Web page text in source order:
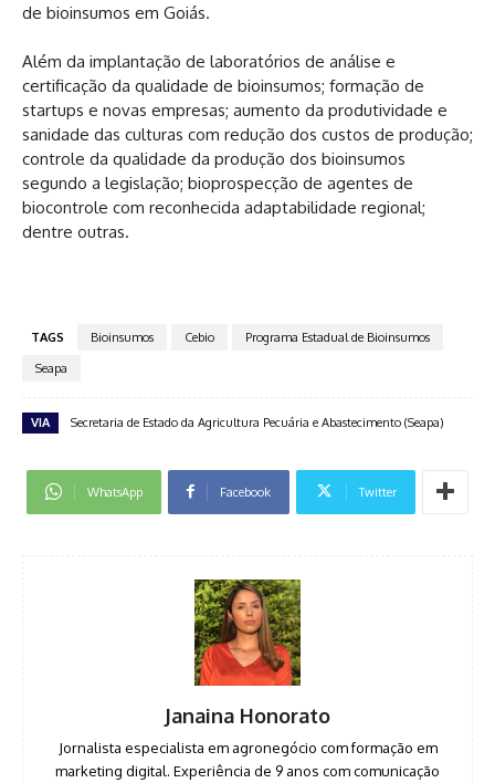
de bioinsumos em Goiás.
Além da implantação de laboratórios de análise e
certificação da qualidade de bioinsumos; formação de
startups e novas empresas; aumento da produtividade e
sanidade das culturas com redução dos custos de produção;
controle da qualidade da produção dos bioinsumos
segundo a legislação; bioprospecção de agentes de
biocontrole com reconhecida adaptabilidade regional;
dentre outras.
TAGS Bioinsumos Cebio
Programa Estadual de Bioinsumos
Seapa
VIA Secretaria de Estado da Agricultura Pecuária e Abastecimento (Seapa)
WhatsApp Facebook Twitter
Janaina Honorato
Jornalista especialista em agronegócio com formação em
marketing digital. Experiência de 9 anos com comunicação